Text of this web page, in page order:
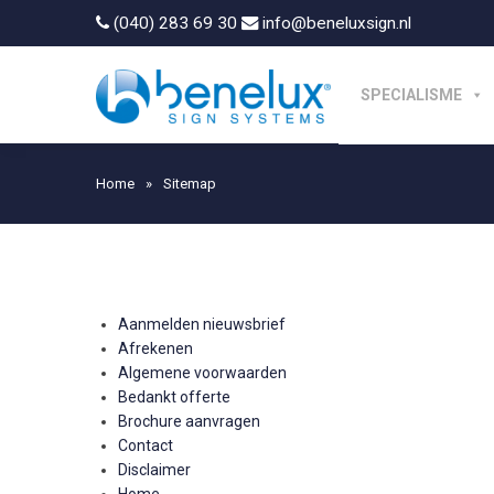
(040) 283 69 30 info@beneluxsign.nl
SPECIALISME
Home » Sitemap
Aanmelden nieuwsbrief
Afrekenen
Algemene voorwaarden
Bedankt offerte
Brochure aanvragen
Contact
Disclaimer